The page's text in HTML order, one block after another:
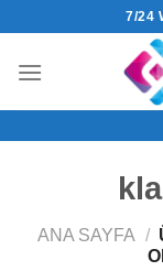
7/24
ANA SAYFA /